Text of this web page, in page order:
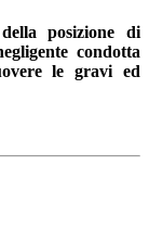
posizione di
condotta
le gravi ed